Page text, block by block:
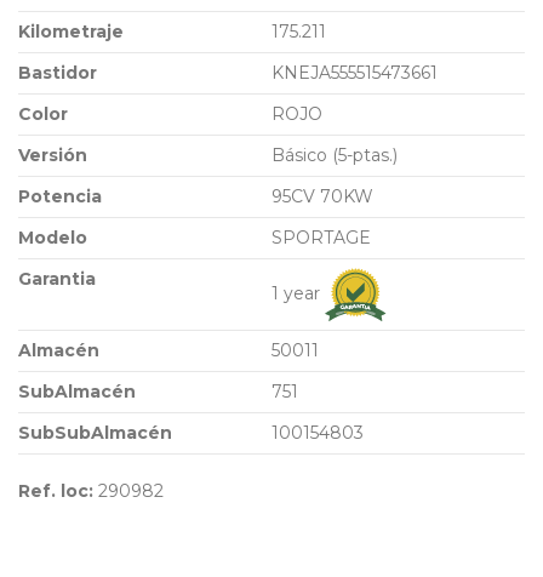
Kilometraje
175.211
Bastidor
KNEJA555515473661
Color
ROJO
Versión
Básico (5-ptas.)
Potencia
95CV 70KW
Modelo
SPORTAGE
Garantia
1 year
Almacén
50011
SubAlmacén
751
SubSubAlmacén
100154803
Ref. loc: 290982